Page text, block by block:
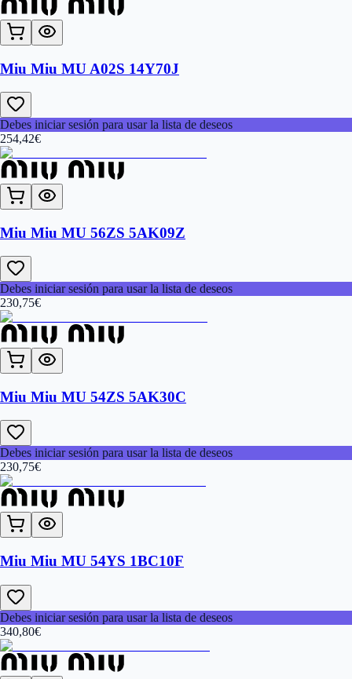
Miu Miu MU A02S 14Y70J
Debes iniciar sesión para usar la lista de deseos
254,42€
Miu Miu MU 56ZS 5AK09Z
Debes iniciar sesión para usar la lista de deseos
230,75€
Miu Miu MU 54ZS 5AK30C
Debes iniciar sesión para usar la lista de deseos
230,75€
Miu Miu MU 54YS 1BC10F
Debes iniciar sesión para usar la lista de deseos
340,80€